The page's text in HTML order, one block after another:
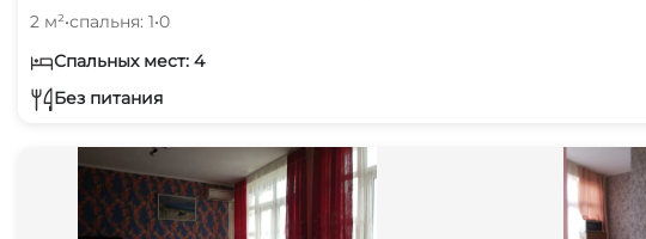
2 м²•спальня: 1•0
Спальных мест: 4
Без питания